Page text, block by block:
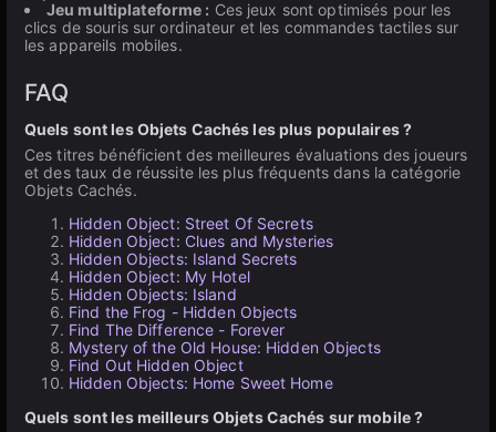
Jeu multiplateforme : Ces jeux sont optimisés pour les
clics de souris sur ordinateur et les commandes tactiles sur
les appareils mobiles.
FAQ
Quels sont les Objets Cachés les plus populaires ?
Ces titres bénéficient des meilleures évaluations des joueurs
et des taux de réussite les plus fréquents dans la catégorie
Objets Cachés.
Hidden Object: Street Of Secrets
Hidden Object: Clues and Mysteries
Hidden Objects: Island Secrets
Hidden Object: My Hotel
Hidden Objects: Island
Find the Frog - Hidden Objects
Find The Difference - Forever
Mystery of the Old House: Hidden Objects
Find Out Hidden Object
Hidden Objects: Home Sweet Home
Quels sont les meilleurs Objets Cachés sur mobile ?